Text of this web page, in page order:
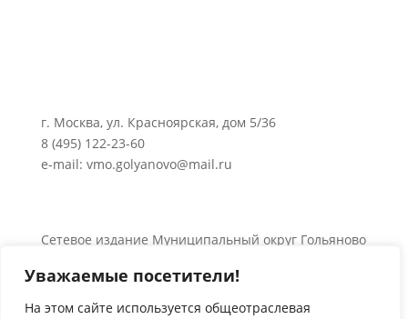
Уважаемые посетители!
На этом сайте используется общеотраслевая
г. Москва, ул. Красноярская, дом 5/36
8 (495) 122-23-60
e-mail: vmo.golyanovo@mail.ru
Сетевое издание Муниципальный округ Гольяново
Об использовании информации сайта.
© 2024 Все права защищены.